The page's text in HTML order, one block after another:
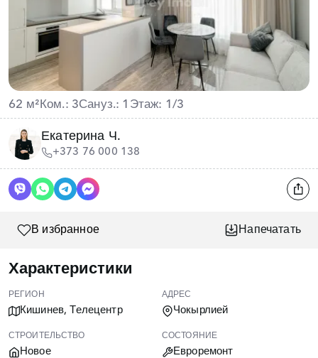
62 м² Ком.: 3Сануз.: 1 Этаж: 1/3
Екатерина Ч.
+373 76 000 138
В избранное Напечатать
Характеристики
РЕГИОН
Кишинев, Телецентр
АДРЕС
Чокырлией
СТРОИТЕЛЬСТВО
Новое
СОСТОЯНИЕ
Евроремонт